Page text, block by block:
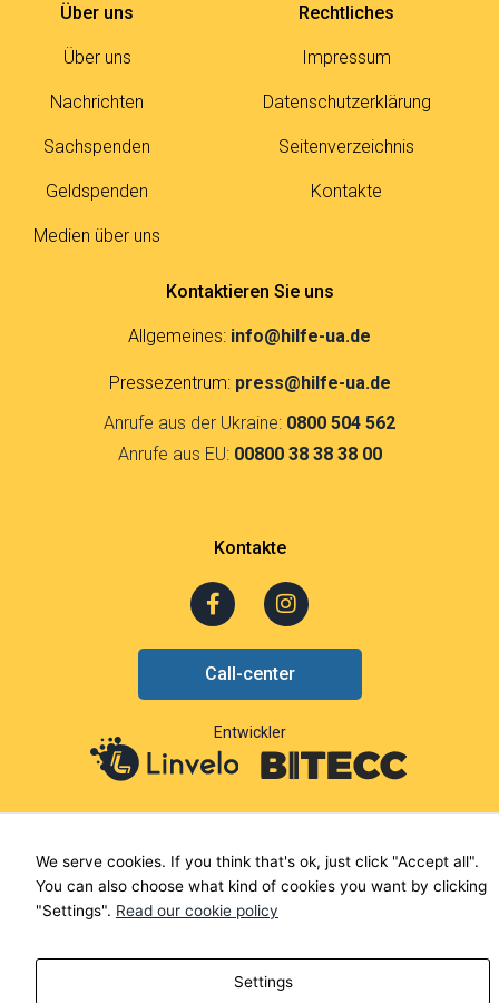
Über uns
Über uns
Nachrichten
Sachspenden
Geldspenden
Medien über uns
Rechtliches
Impressum
Datenschutzerklärung
Seitenverzeichnis
Kontakte
Kontaktieren Sie uns
Allgemeines: info@hilfe-ua.de
Pressezentrum: press@hilfe-ua.de
Anrufe aus der Ukraine: 0800 504 562
Anrufe aus EU: 00800 38 38 38 00
Kontakte
F
a
b
o
o
k
-
I
n
a
g
r
a
m
Call-center
Entwickler
We serve cookies. If you think that's ok, just click "Accept all".
You can also choose what kind of cookies you want by clicking
"Settings". Read our cookie policy
Settings